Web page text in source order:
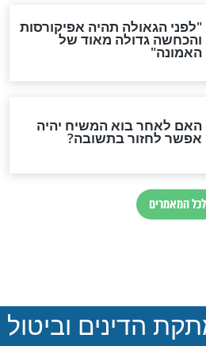
לוחמי מילואים
לבנון
בלי שקיפות ועם הרבה
שאלה